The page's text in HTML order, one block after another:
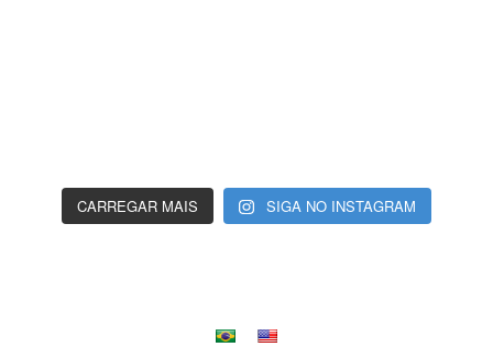
CARREGAR MAIS SIGA NO INSTAGRAM